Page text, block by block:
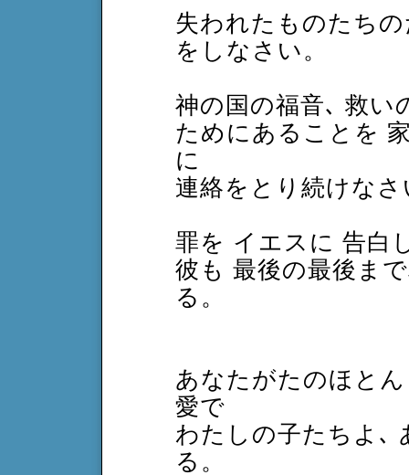
失われたものたち
をしなさい。
神の国の福音､ 救い
ためにあることを
に
連絡をとり続けなさ
罪を イエスに 告白
彼も 最後の最後ま
る。
あなたがたのほと
愛で
わたしの子たちよ､
る。